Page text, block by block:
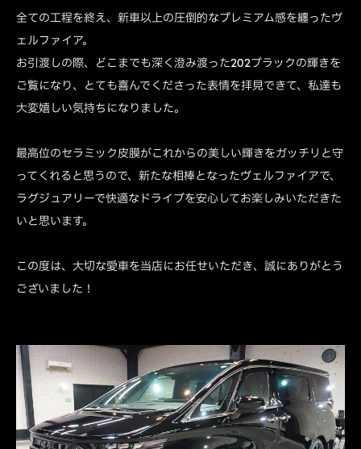
全ての工程を終え、新車以上の圧倒的なプレミアム感を纏ったヴ
ェルファイア。
お引渡しの際、どこまでも深く澄み渡った202ブラックの輝きを
ご覧になり、とても喜んでくださった表情を拝見できて、私達も
大変嬉しい気持ちになりました。
最高位のセラミック皮膜がこれからの美しい輝きをガッチリと守
ってくれると思うので、新たな相棒となったヴェルファイアで、
ラグジュアリーで快適なドライブを安心してお楽しみいただきた
いと思います。
この度は、大切な愛車を当店にお任せいただき、誠にありがとう
ございました！